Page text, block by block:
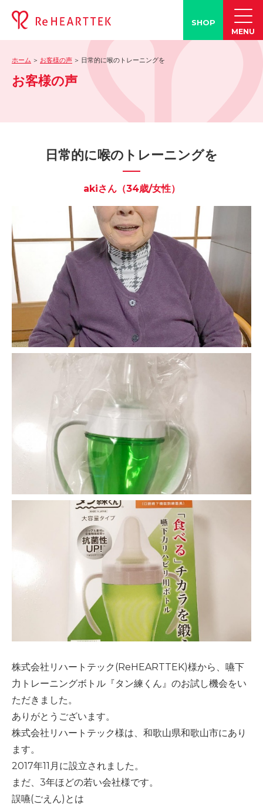
-ブログ
-学会発表情報
-お客様の声
-メディア紹介事例
誤嚥・誤嚥性肺炎の知識
-誤嚥・誤嚥性肺炎とは
-誤嚥のQ&A(コラム)
-誤嚥・誤嚥性肺炎の予防策
会社情報
ショップ
電話する
SHOP
MENU
ホーム お客様の声 日常的に喉のトレーニングを
お客様の声
日常的に喉のトレーニングを
akiさん（34歳/女性）
株式会社リハートテック (ReHEARTTEK)様から、嚥下
力トレーニングボトル『タン練くん』のお試し機会をい
ただきました。
ありがとうございます。
株式会社リハートテック様は、和歌山県和歌山市にあり
ます。
2017年11 月に設立されました。
まだ、 3年ほどの若い会社様です。
誤嚥(ごえん) とは